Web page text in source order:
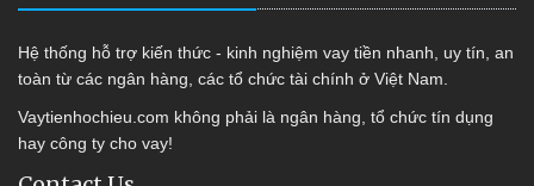
Hệ thống hỗ trợ kiến thức - kinh nghiệm vay tiền nhanh, uy tín, an
toàn từ các ngân hàng, các tổ chức tài chính ở Việt Nam.
Vaytienhochieu.com không phải là ngân hàng, tổ chức tín dụng
hay công ty cho vay!